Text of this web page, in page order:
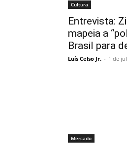
Cultura
Entrevista:
mapeia a
Brasil para
Luís Celso Jr. - 1 de
Mercado